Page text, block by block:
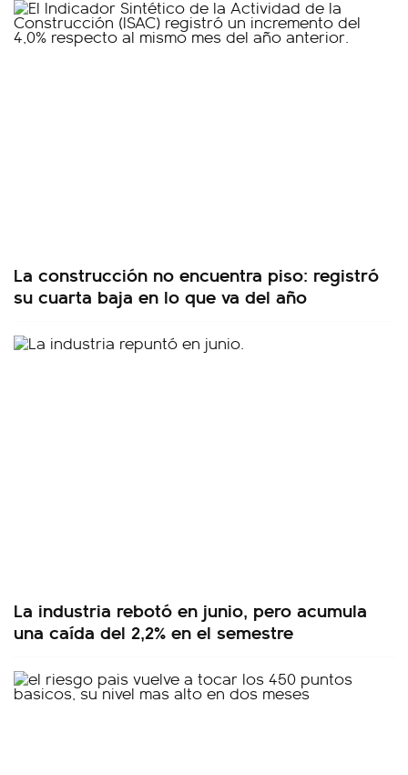
La construcción no encuentra piso: registró
su cuarta baja en lo que va del año
La industria rebotó en junio, pero acumula
una caída del 2,2% en el semestre